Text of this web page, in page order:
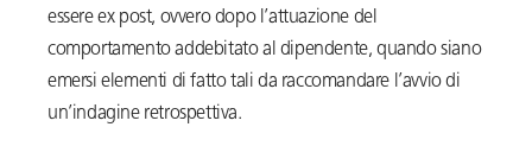
essere ex post, ovvero dopo l’attuazione del
comportamento addebitato al dipendente, quando siano
emersi elementi di fatto tali da raccomandare l’avvio di
un’indagine retrospettiva.